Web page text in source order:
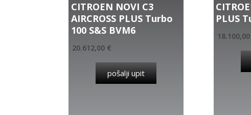
CITROEN NOVI C3
AIRCROSS PLUS Turbo
100 S&S BVM6
20.612,00 €
pošalji upit
PLUS
18.100,00